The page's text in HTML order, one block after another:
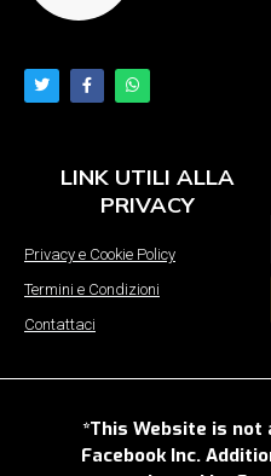
LINK UTILI ALLA
PRIVACY
Privacy e Cookie Policy
Termini e Condizioni
Contattaci
*This Website is not
Facebook Inc.